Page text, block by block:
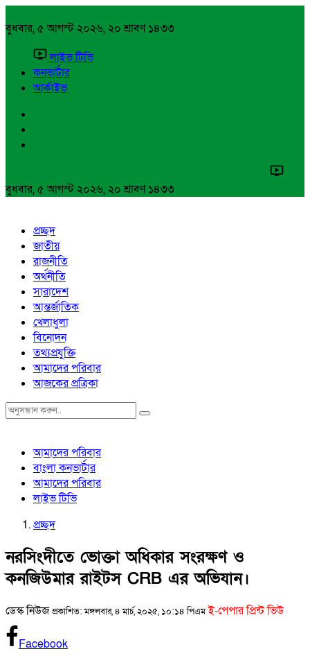
বুধবার, ৫ আগস্ট ২০২৬, ২০ শ্রাবণ ১৪৩৩
লাইভ টিভি
কনভার্টার
আর্কাইভ
বুধবার, ৫ আগস্ট ২০২৬, ২০ শ্রাবণ ১৪৩৩
প্রচ্ছদ
জাতীয়
রাজনীতি
অর্থনীতি
সারাদেশ
আন্তর্জাতিক
খেলাধুলা
বিনোদন
তথ্যপ্রযুক্তি
আমাদের পরিবার
আজকের প্রত্রিকা
আমাদের পরিবার
বাংলা কনভার্টার
আমাদের পরিবার
লাইভ টিভি
প্রচ্ছদ
নরসিংদীতে ভোক্তা অধিকার সংরক্ষণ ও
কনজিউমার রাইটস CRB এর অভিযান।
ডেস্ক নিউজপ্রকাশিত: মঙ্গলবার, ৪ মার্চ, ২০২৫, ১০:১৪ পিএম ই-পেপার প্রিন্ট ভিউ
Facebook